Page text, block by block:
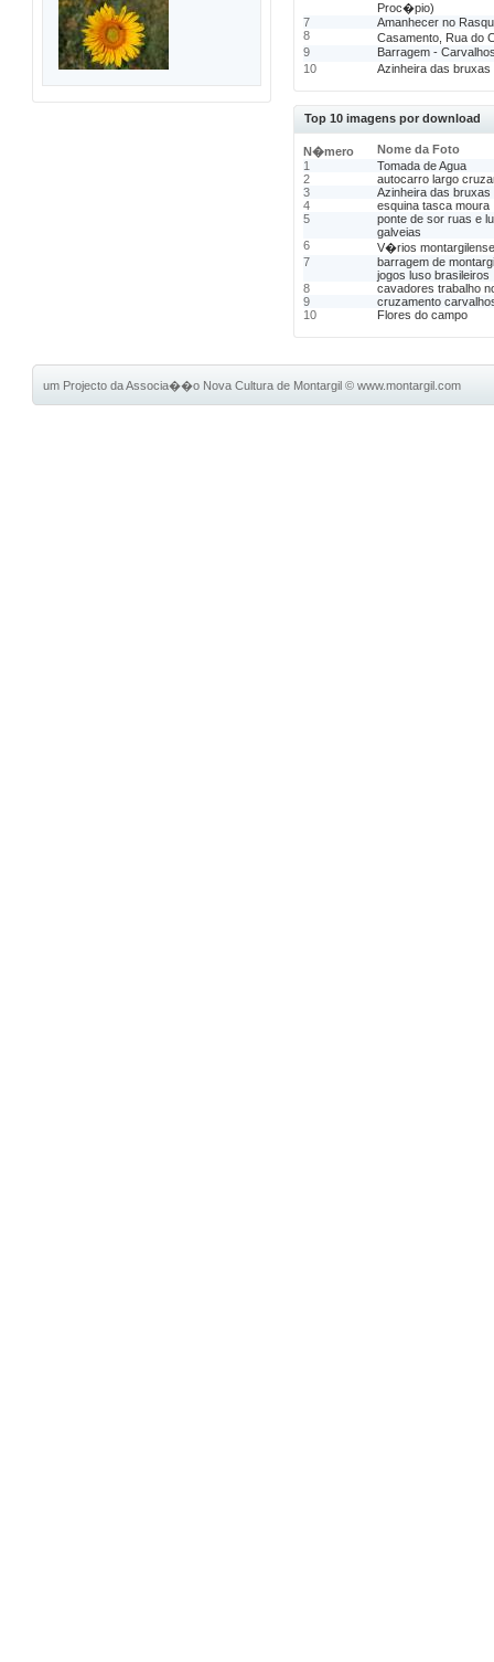
Proc�pio)
7
Amanhecer no
8
Casamento, Rua do
9
Barragem -
10
Azinheira das bruxas
Top 10 imagens por download
N�mero
Nome da Foto
1
Tomada de Agua
2
autocarro largo
3
Azinheira das bruxas
4
esquina tasca moura
5
ponte de sor ruas e
galveias
6
V�rios
7
barragem de
jogos luso brasileiros
8
cavadores trabalho
9
cruzamento
10
Flores do campo
um Projecto da Associa��o Nova Cultura de Montargil©www.montargil.com